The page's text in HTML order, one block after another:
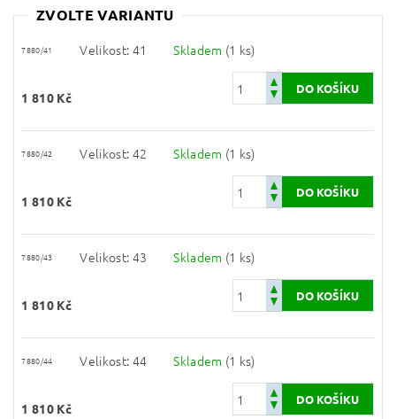
ZVOLTE VARIANTU
7880/41 Velikost: 41 Skladem (1 ks)
1 810 Kč
7880/42 Velikost: 42 Skladem (1 ks)
1 810 Kč
7880/43 Velikost: 43 Skladem (1 ks)
1 810 Kč
7880/44 Velikost: 44 Skladem (1 ks)
1 810 Kč